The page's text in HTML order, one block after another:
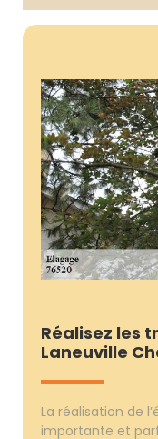
Réalisez les
Laneuville
La réalisation de
importante et